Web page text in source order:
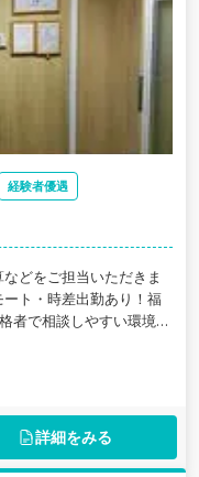
経験者優遇
どをご担当いただきま
ト・時差出勤あり！福
者で相談しやすい環境の
詳細をみる